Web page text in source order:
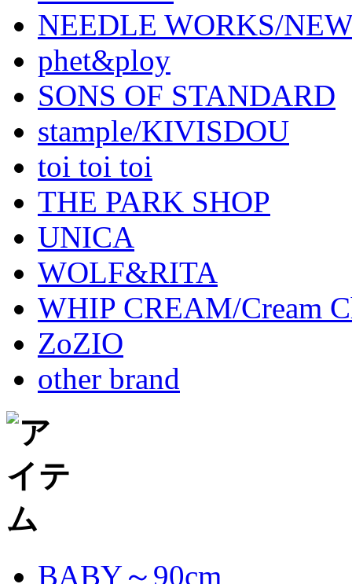
NEEDLE WORKS/
phet&ploy
SONS OF STANDARD
stample/KIVISDOU
toi toi toi
THE PARK SHOP
UNICA
WOLF&RITA
WHIP CREAM/Cream
ZoZIO
other brand
BABY～90cm